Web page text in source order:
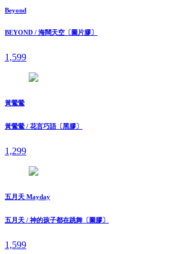
Beyond
BEYOND / 海闊天空〔圖片膠〕
1,599
黃鶯鶯
黃鶯鶯 / 花言巧語〔黑膠〕
1,299
五月天 Mayday
五月天 / 神的孩子都在跳舞〔圖膠〕
1,599